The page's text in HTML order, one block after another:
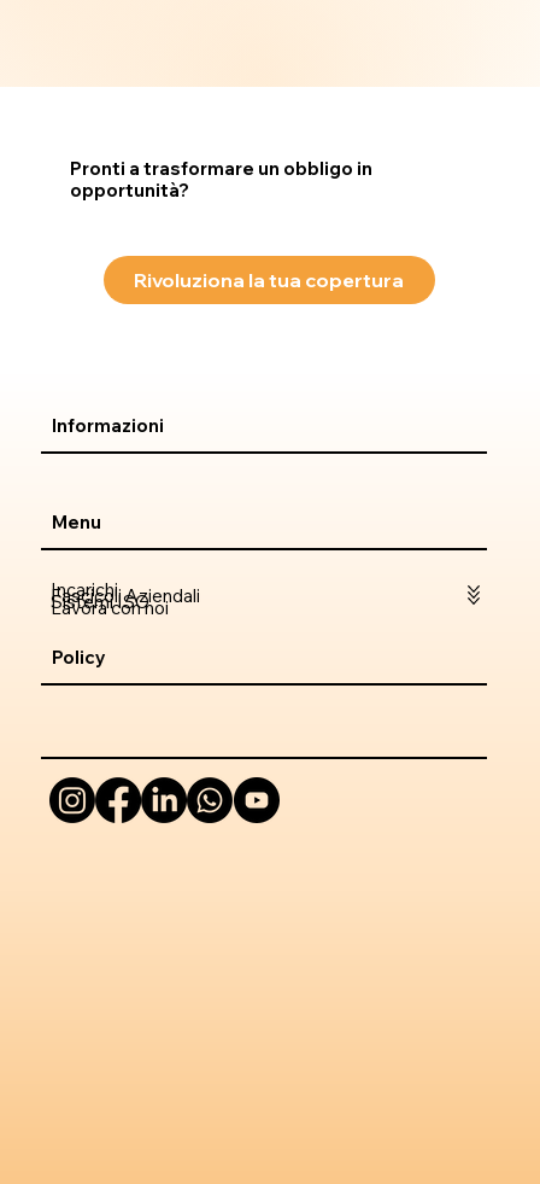
Pronti a trasformare un obbligo in
opportunità?
Rivoluziona la tua copertura
Informazioni
Menu
Incarichi
Fascicoli Aziendali
Sistemi ISO
Lavora con noi
Policy